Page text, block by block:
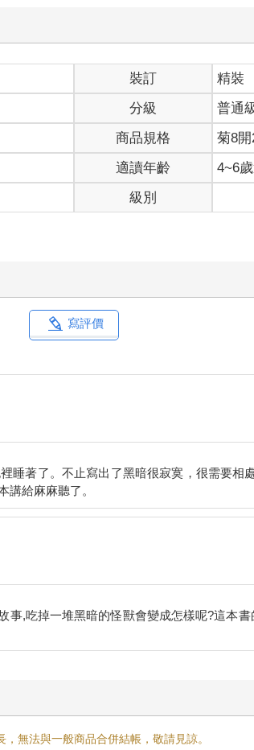
裝訂
精裝
分級
普通
商品規格
菊8
適讀年齡
4~6
級別
寫評價
睡著了。不止寫出了黑暗很寂寞，很需要相
,吃掉一堆黑暗的怪獸會變成怎樣呢?這本
無法與一般商品合併結帳，敬請見諒。